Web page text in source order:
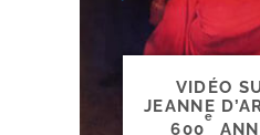
VIDÉO
JEANNE
600
e